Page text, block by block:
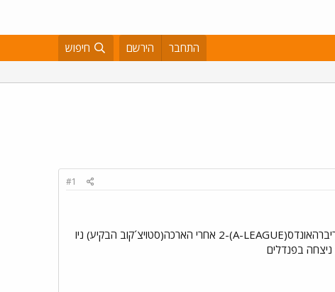
התחבר הירשם חיפוש
#1
שיקגו פייר-ל.א גאלאקסי ניו-אינגלנד רבולושן-וושינגטון DC יונייטד אמש ברבע-הגמר: שיקגו פייר-3 פיטסבורג ריברהאונדס(A-LEAGUE)-2 אחרי הארכה(סטויצ´קוב הבקיע) ניו